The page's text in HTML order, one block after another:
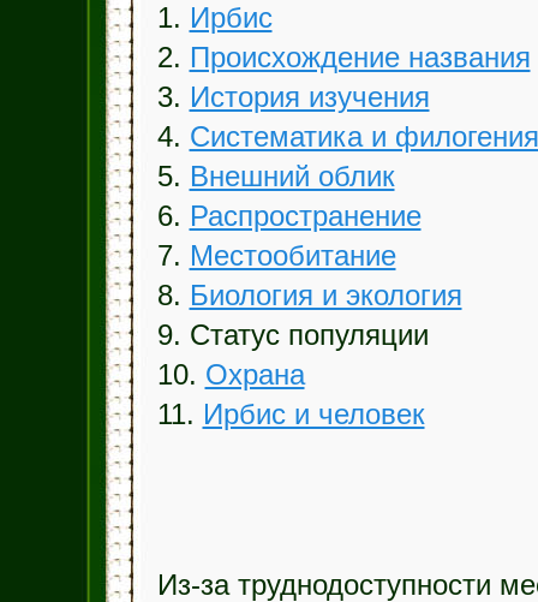
1. Ирбис
2. Происхождение названия
3. История изучения
4. Систематика и филогения
5. Внешний облик
6. Распространение
7. Местообитание
8. Биология и экология
9. Статус популяции
10. Охрана
11. Ирбис и человек
Из-за труднодоступности